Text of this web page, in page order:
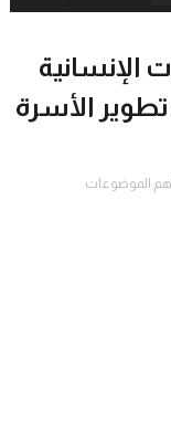
الإنسانية
الأسرة
أهم الموضوعات